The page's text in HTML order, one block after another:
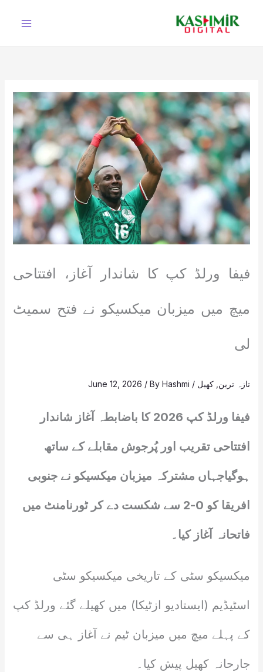
فیفا ورلڈ کپ کا شاندار آغاز، افتتاحی
میچ میں میزبان میکسیکو نے فتح سمیٹ
لی
تازہ ترین کھیل /
June 12, 2026 / ByHashmi
فیفا ورلڈ کپ 2026 کا باضابطہ آغاز شاندار
افتتاحی تقریب اور پُرجوش مقابلے کے ساتھ
ہوگیاجہاں مشترکہ میزبان میکسیکو نے جنوبی
افریقا کو 0-2 سے شکست دے کر ٹورنامنٹ میں
فاتحانہ آغاز کیا۔
میکسیکو سٹی کے تاریخی میکسیکو سٹی
اسٹیڈیم (ایستادیو ازٹیکا) میں کھیلے گئے ورلڈ کپ
کے پہلے میچ میں میزبان ٹیم نے آغاز ہی سے
جارحانہ کھیل پیش کیا۔